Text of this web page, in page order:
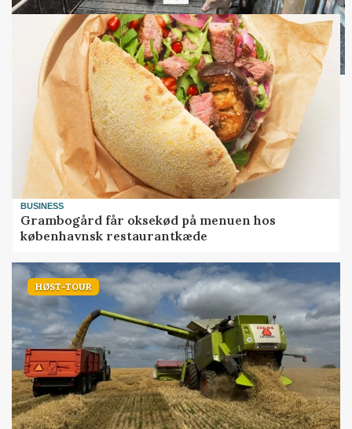
BUSINESS
Grambogård får oksekød på menuen hos
københavnsk restaurantkæde
HØST-TOUR